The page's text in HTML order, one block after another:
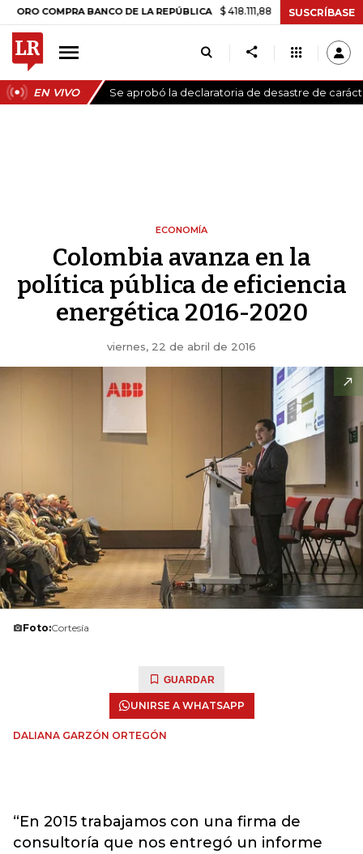
BANCO DE LA REPÚBLICA $ 418.111,88 +$ 9.612,91 +2,35%
SUSCRÍBASE
EN VIVO Se aprobó la declaratoria de desastre de
ECONOMÍA
Colombia avanza en la
política pública de eficiencia
energética 2016-2020
viernes, 22 de abril de 2016
Foto:Cortesía
GUARDAR
UNIRSE A WHATSAPP
DALIANA GARZÓN ORTEGÓN
“En 2015 trabajamos con una firma de
consultoría que nos entregó un informe